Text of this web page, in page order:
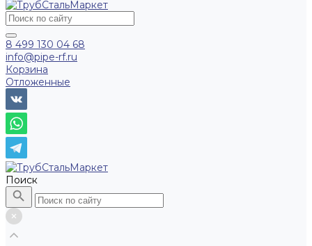
8 499 130 04 68
info@pipe-rf.ru
Корзина
Отложенные
Поиск